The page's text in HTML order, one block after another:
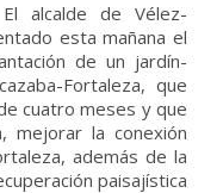
alcalde de Vélez-
esta mañana el
de un jardín-
Fortaleza, que
cuatro meses y que
mejorar la conexión
además de la
paisajística